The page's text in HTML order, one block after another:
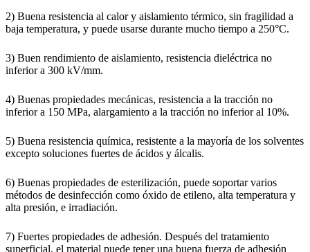
2) Buena resistencia al calor y aislamiento térmico, sin fragilidad a
baja temperatura, y puede usarse durante mucho tiempo a 250°C.
3) Buen rendimiento de aislamiento, resistencia dieléctrica no
inferior a 300 kV/mm.
4) Buenas propiedades mecánicas, resistencia a la tracción no
inferior a 150 MPa, alargamiento a la tracción no inferior al 10%.
5) Buena resistencia química, resistente a la mayoría de los solventes
excepto soluciones fuertes de ácidos y álcalis.
6) Buenas propiedades de esterilización, puede soportar varios
métodos de desinfección como óxido de etileno, alta temperatura y
alta presión, e irradiación.
7) Fuertes propiedades de adhesión. Después del tratamiento
superficial, el material puede tener una buena fuerza de adhesión